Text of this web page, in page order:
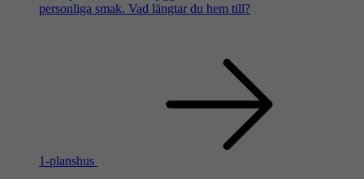
personliga smak. Vad längtar du hem till?
1-planshus